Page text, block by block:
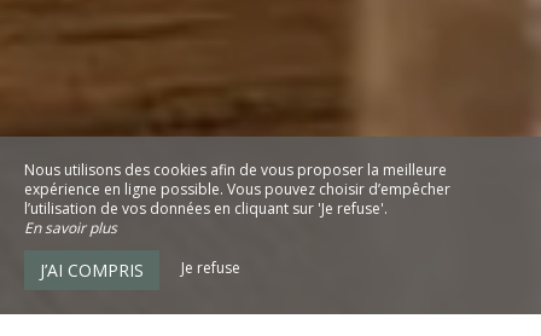
Nous utilisons des cookies afin de vous proposer la meilleure
expérience en ligne possible. Vous pouvez choisir d’empêcher
l’utilisation de vos données en cliquant sur 'Je refuse'.
En savoir plus
J’AI COMPRIS Je refuse